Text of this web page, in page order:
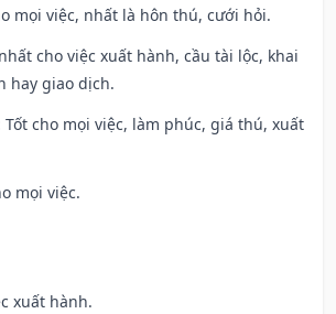
mọi việc, nhất là hôn thú, cưới hỏi.
cho việc xuất hành, cầu tài lộc, khai
hay giao dịch.
Tốt cho mọi việc, làm phúc, giá thú, xuất
mọi việc.
xuất hành.